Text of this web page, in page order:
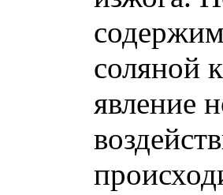
соляной
явление